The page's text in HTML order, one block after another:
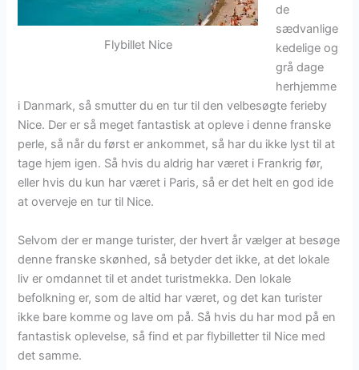
Flybillet Nice
de
sædvanlige
kedelige og
grå dage
herhjemme
i Danmark, så smutter du en tur til den velbesøgte ferieby
Nice. Der er så meget fantastisk at opleve i denne franske
perle, så når du først er ankommet, så har du ikke lyst til at
tage hjem igen. Så hvis du aldrig har været i Frankrig før,
eller hvis du kun har været i Paris, så er det helt en god ide
at overveje en tur til Nice.
Selvom der er mange turister, der hvert år vælger at besøge
denne franske skønhed, så betyder det ikke, at det lokale
liv er omdannet til et andet turistmekka. Den lokale
befolkning er, som de altid har været, og det kan turister
ikke bare komme og lave om på. Så hvis du har mod på en
fantastisk oplevelse, så find et par flybilletter til Nice med
det samme.